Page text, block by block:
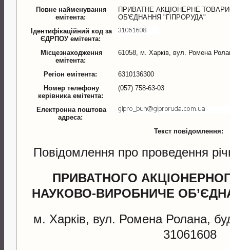
Повне найменування
емітента:
ПРИВАТНЕ АКЦІОНЕРНЕ
ОБ'ЄДНАННЯ "ГІПРОРУДА"
Ідентифікаційний код за
ЄДРПОУ емітента:
Місцезнаходження
емітента:
61058, м. Харків, вул. Ромена
Регіон емітента:
6310136300
Номер телефону
керівника емітента:
(057) 758-63-03
Електронна поштова
адреса:
Текст повідомлення:
Повідомлення про проведення
ПРИВАТНОГО
НАУКОВО-ВИРОБНИЧЕ ОБ’
м. Харків, вул. Ромена Ролана,
31061608